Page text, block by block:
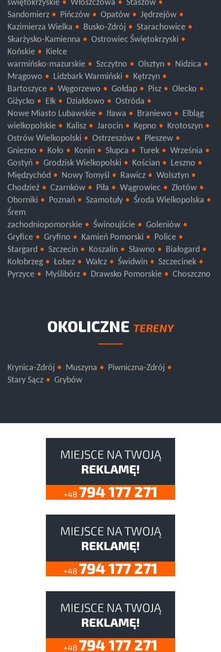
świętokrzyskie
Włoszczowa
Staszów
Sandomierz
Pińczów Opatów
Jędrzejów
Kazimierza Wielka
Busko-Zdrój
Starachowice
Skarżysko-Kamienna
Ostrowiec Świętokrzyski
Końskie
warmińsko-mazurskie
Szczytno Olsztyn
Mrągowo
Lidzbark Warmiński
Kętrzyn
Bartoszyce
Węgorzewo Gołdap
Giżycko
Ełk Działdowo
Ostróda
Nowe Miasto Lubawskie
Iława Braniewo
Elbląg
wielkopolskie
Kalisz Jarocin Kępno
Krotoszyn
Ostrów Wielkopolski
Ostrzeszów
Pleszew
Gniezno
Koło Konin Słupca Turek
Września
Gostyń
Grodzisk Wielkopolski Kościan
Leszno
Międzychód
Nowy Tomyśl Rawicz
Wolsztyn
Chodzież
Czarnków Wągrowiec
Złotów
Oborniki
Szamotuły
Środa Wielkopolska
Śrem
zachodniopomorskie
Świnoujście
Goleniów
Gryfice
Gryfino Kamień Pomorski
Police
Stargard
Szczecin Koszalin Sławno
Białogard
Kołobrzeg
Łobez Wałcz Świdwin
Szczecinek
Pyrzyce
Myślibórz
OKOLICZNE TERENY
Krynica-Zdrój Muszyna
Piwniczna-Zdrój
Stary Sącz
Grybów